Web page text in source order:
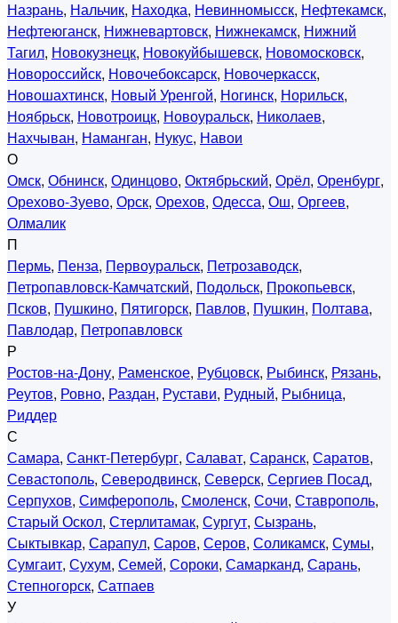
Назрань, Нальчик, Находка, Невинномысск, Нефтекамск,
Нефтеюганск, Нижневартовск, Нижнекамск, Нижний
Тагил, Новокузнецк, Новокуйбышевск, Новомосковск,
Новороссийск, Новочебоксарск, Новочеркасск,
Новошахтинск, Новый Уренгой, Ногинск, Норильск,
Ноябрьск, Новотроицк, Новоуральск, Николаев,
Нахчыван, Наманган, Нукус, Навои
О
Омск, Обнинск, Одинцово, Октябрьский, Орёл, Оренбург,
Орехово-Зуево, Орск, Орехов, Одесса, Ош, Оргеев,
Олмалик
П
Пермь, Пенза, Первоуральск, Петрозаводск,
Петропавловск-Камчатский, Подольск, Прокопьевск,
Псков, Пушкино, Пятигорск, Павлов, Пушкин, Полтава,
Павлодар, Петропавловск
Р
Ростов-на-Дону, Раменское, Рубцовск, Рыбинск, Рязань,
Реутов, Ровно, Раздан, Рустави, Рудный, Рыбница,
Риддер
С
Самара, Санкт-Петербург, Салават, Саранск, Саратов,
Севастополь, Северодвинск, Северск, Сергиев Посад,
Серпухов, Симферополь, Смоленск, Сочи, Ставрополь,
Старый Оскол, Стерлитамак, Сургут, Сызрань,
Сыктывкар, Сарапул, Саров, Серов, Соликамск, Сумы,
Сумгаит, Сухум, Семей, Сороки, Самарканд, Сарань,
Степногорск, Сатпаев
У